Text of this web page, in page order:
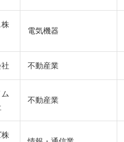
株
電気機器
不動産業
不動産業
株